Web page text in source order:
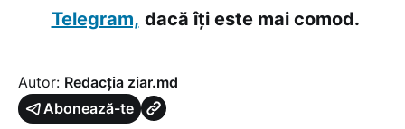
Telegram, dacă îți este mai comod.
Autor: Redacția ziar.md
Abonează-te